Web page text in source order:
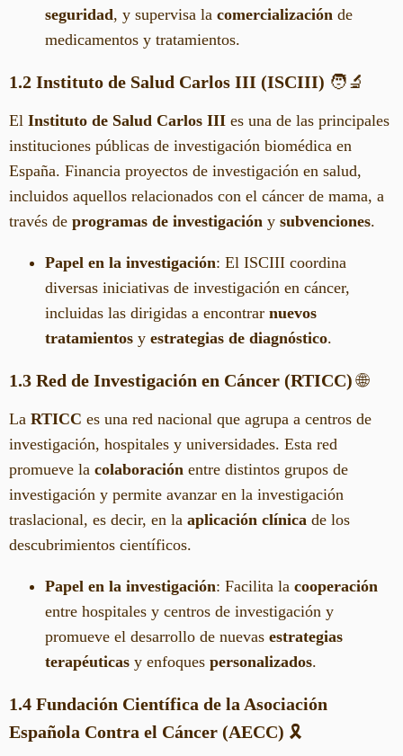
seguridad, y supervisa la comercialización de
medicamentos y tratamientos.
1.2 Instituto de Salud Carlos III (ISCIII) 🧑‍🔬
El Instituto de Salud Carlos III es una de las principales
instituciones públicas de investigación biomédica en
España. Financia proyectos de investigación en salud,
incluidos aquellos relacionados con el cáncer de mama, a
través de programas de investigación y subvenciones.
Papel en la investigación: El ISCIII coordina
diversas iniciativas de investigación en cáncer,
incluidas las dirigidas a encontrar nuevos
tratamientos y estrategias de diagnóstico.
1.3 Red de Investigación en Cáncer (RTICC)🌐
La RTICC es una red nacional que agrupa a centros de
investigación, hospitales y universidades. Esta red
promueve la colaboración entre distintos grupos de
investigación y permite avanzar en la investigación
traslacional, es decir, en la aplicación clínica de los
descubrimientos científicos.
Papel en la investigación: Facilita la cooperación
entre hospitales y centros de investigación y
promueve el desarrollo de nuevas estrategias
terapéuticas y enfoques personalizados.
1.4 Fundación Científica de la Asociación
Española Contra el Cáncer (AECC) 🎗️